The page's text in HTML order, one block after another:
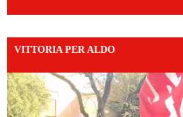
VITTORIA PER ALDO